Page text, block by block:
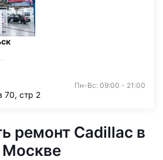
Пн-Вс: 09:00 - 21:00
70, стр 2
ремонт Cadillac в
Москве